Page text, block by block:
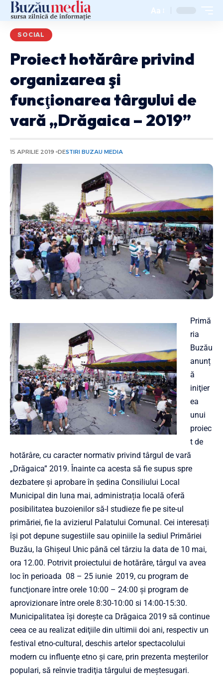
Aa
SOCIAL
Proiect hotărâre privind
organizarea şi
funcţionarea târgului de
vară „Drăgaica – 2019”
15 APRILIE 2019 DESTIRI BUZAU MEDIA
Primă
ria
Buzău
anunț
ă
iniţier
ea
unui
proiec
t de
hotărâre, cu caracter normativ privind târgul de vară
„Drăgaica” 2019. Înainte ca acesta să fie supus spre
dezbatere și aprobare în ședina Consiliului Local
Municipal din luna mai, administrația locală oferă
posibilitatea buzoienilor să-l studieze fie pe site-ul
primăriei, fie la avizierul Palatului Comunal. Cei interesați
își pot depune sugestiile sau opiniile la sediul Primăriei
Buzău, la Ghișeul Unic până cel târziu la data de 10 mai,
ora 12.00. Potrivit proiectului de hotărâre, târgul va avea
loc în perioada 08 – 25 iunie 2019, cu program de
funcţionare între orele 10:00 – 24:00 şi program de
aprovizionare între orele 8:30-10:00 si 14:00-15:30.
Municipalitatea își dorește ca Drăgaica 2019 să continue
ceea ce au realizat ediţiile din ultimii doi ani, respectiv un
festival etno-cultural, deschis artelor spectacolului
modern cu influenţe etno şi care, prin prezenta meşterilor
populari, să reînvie tradiţia târgului de meştesugari.